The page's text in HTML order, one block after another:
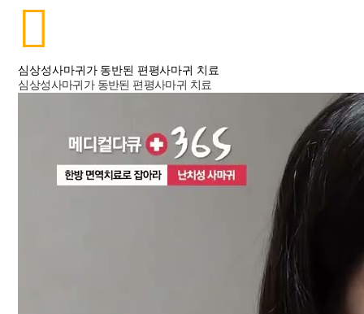
심상성사마귀가 동반된 편평사마귀 치료
심상성사마귀가 동반된 편평사마귀 치료